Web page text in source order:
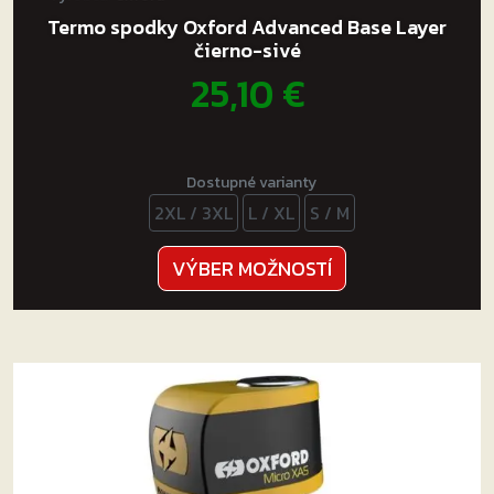
Termo spodky Oxford Advanced Base Layer
čierno-sivé
25,10€
Dostupné varianty
2XL / 3XL L / XL S / M
VÝBER MOŽNOSTÍ
produkt
má
variantov.